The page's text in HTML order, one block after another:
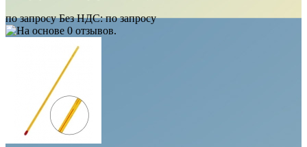
по запросуБез НДС: по запросу